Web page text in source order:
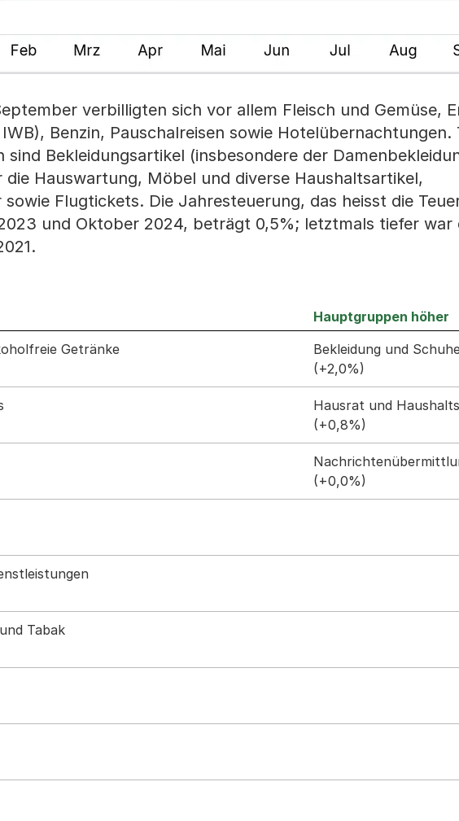
verbilligten sich vor allem Fleisch und Gemüse,
Benzin, Pauschalreisen sowie Hotelübernachtungen.
sind Bekleidungsartikel (insbesondere der
Hauswartung, Möbel und diverse Haushaltsartikel,
Flugtickets. Die Jahresteuerung, das heisst die
und Oktober 2024, beträgt 0,5%; letztmals tiefer war
Hauptgruppen höher
Getränke
Bekleidung und
(+2,0%)
Hausrat und
(+0,8%)
(+0,0%)
Tabak